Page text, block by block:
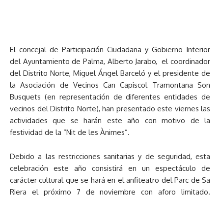
El concejal de Participación Ciudadana y Gobierno Interior
del Ayuntamiento de Palma, Alberto Jarabo, el coordinador
del Distrito Norte, Miguel Ángel Barceló y el presidente de
la Asociación de Vecinos Can Capiscol Tramontana Son
Busquets (en representación de diferentes entidades de
vecinos del Distrito Norte), han presentado este viernes las
actividades que se harán este año con motivo de la
festividad de la “Nit de les Ànimes”.
Debido a las restricciones sanitarias y de seguridad, esta
celebración este año consistirá en un espectáculo de
carácter cultural que se hará en el anfiteatro del Parc de Sa
Riera el próximo 7 de noviembre con aforo limitado.